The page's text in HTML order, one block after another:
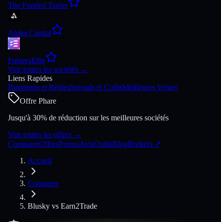
The Funded Trader
Alpha Capital
FuturesElite
Voir toutes les sociétés →
Liens Rapides
Paiements et RèglesSpreads et CoûtsMeilleures Ventes
Offre Phare
Jusqu'à 30% de réduction sur les meilleures sociétés
Voir toutes les offres →
ComparerOffresPromoAvisOutilsBlogBrokers ↗
Accueil
Comparer
Blusky vs Earn2Trade